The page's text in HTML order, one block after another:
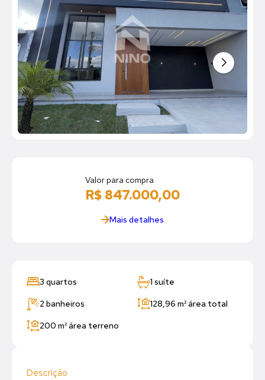
Valor para compra
R$ 847.000,00
Mais detalhes
3 quartos 1 suíte
2 banheiros 128,96 m²área total
200 m²área terreno
Descrição